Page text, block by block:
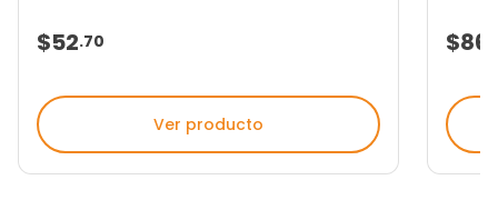
$52.70
Ver producto